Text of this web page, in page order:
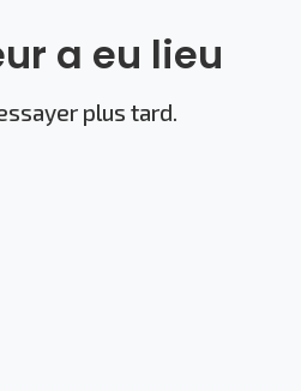
a eu lieu
plus tard.